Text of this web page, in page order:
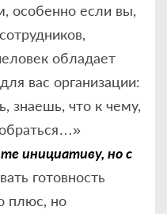
особенно если вы,
обладает
вас организации:
знаешь, что к чему,
инициативу, но с
готовность
плюс, но